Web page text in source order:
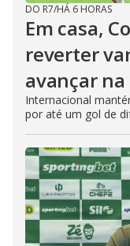
DO R7/HÁ 6 HORAS
Em casa,
reverter
avançar na
Internacional
por até um gol de